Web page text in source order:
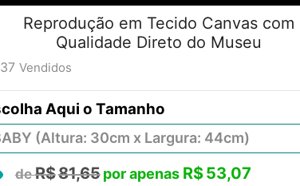
Reprodução em Tecido Canvas com
Qualidade Direto do Museu
37 Vendidos
Tamanho
R$81,65 R$53,07